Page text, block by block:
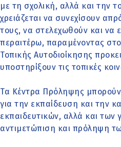
με τη σχολική, αλλά και την
χρειάζεται να συνεχίσουν
τους, να στελεχωθούν και να
περαιτέρω, παραμένοντας
Τοπικής Αυτοδιοίκησης
υποστηρίξουν τις τοπικές
Τα Κέντρα Πρόληψης
για την εκπαίδευση και την
εκπαιδευτικών, αλλά και των
αντιμετώπιση και πρόληψη